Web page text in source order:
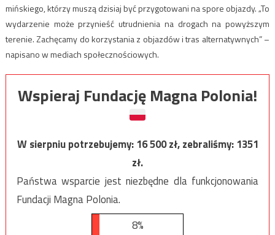
mińskiego, którzy muszą dzisiaj być przygotowani na spore objazdy. „To
wydarzenie może przynieść utrudnienia na drogach na powyższym
terenie. Zachęcamy do korzystania z objazdów i tras alternatywnych” –
napisano w mediach społecznościowych.
Wspieraj Fundację Magna Polonia!
W sierpniu potrzebujemy:16 500zł, zebraliśmy:1351
zł.
Państwa wsparcie jest niezbędne dla funkcjonowania
Fundacji Magna Polonia.
8%